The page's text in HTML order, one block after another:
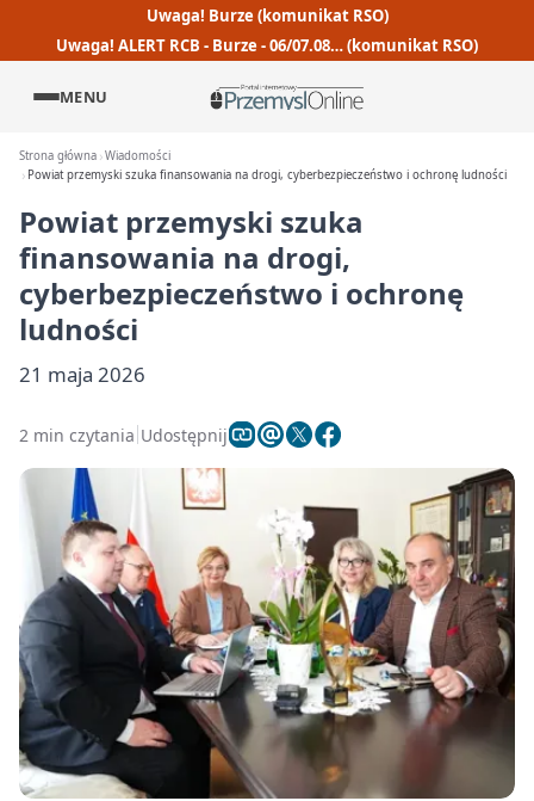
Uwaga! Burze (komunikat RSO)
Uwaga! ALERT RCB - Burze - 06/07.08… (komunikat RSO)
MENU
Strona główna Wiadomości
Powiat przemyski szuka finansowania na drogi, cyberbezpieczeństwo i ochronę ludności
Powiat przemyski szuka
finansowania na drogi,
cyberbezpieczeństwo i ochronę
ludności
21 maja 2026
2 min czytania Udostępnij